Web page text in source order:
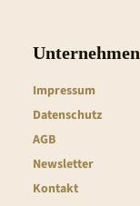
Unternehmen
Impressum
Datenschutz
AGB
Newsletter
Kontakt